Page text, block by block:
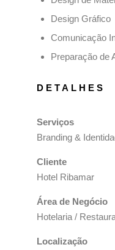
Design Gráfico
Comunicação
Preparação de
DETALHES
Serviços
Branding &
Cliente
Hotel Ribamar
Área de Negócio
Hotelaria /
Localização